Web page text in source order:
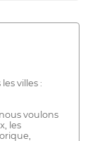
villes :
voulons
les